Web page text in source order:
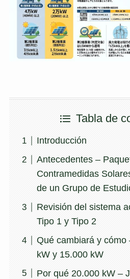
Tabla de
Introducción
Antecedentes –
Contramedidas
de un Grupo de
Revisión del sistema
Tipo 1 y Tipo 2
Qué cambiará y cómo
kW y 15.000 kW
Por qué 20.000 kW –